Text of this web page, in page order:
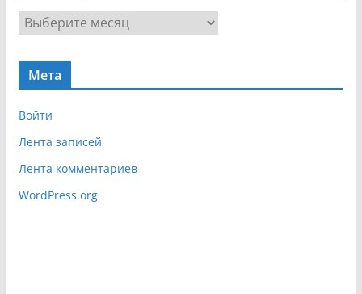
г
я
р
х
Мета
Войти
Лента записей
Лента комментариев
WordPress.org